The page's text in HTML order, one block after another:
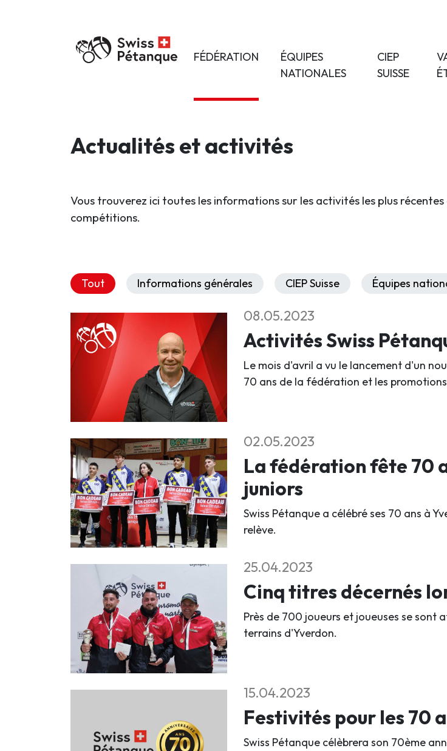
FÉDÉRATION
ÉQUIPES
NATIONALES
CIEP
SUISSE
Actualités et activités
Vous trouverez ici toutes les informations sur les activités les plus
compétitions.
Tout Informations générales CIEP Suisse Équipes
08.05.2023
Activités Swiss
Le mois d'avril a vu le lancement d'un
70 ans de la fédération et les
02.05.2023
La fédération fête 70
juniors
Swiss Pétanque a célébré ses 70 ans à
relève.
25.04.2023
Cinq titres décernés
Près de 700 joueurs et joueuses se sont
terrains d'Yverdon.
15.04.2023
Festivités pour les 70
Swiss Pétanque célèbrera son 70ème